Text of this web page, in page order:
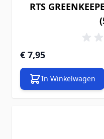
RTS
€ 7,95
In Winkelwagen